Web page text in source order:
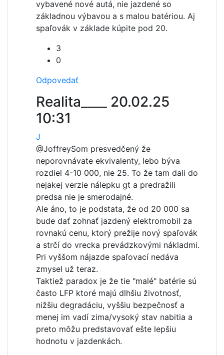
vybavené nové autá, nie jazdené so
základnou výbavou a s malou batériou. Aj
spaľovák v základe kúpite pod 20.
3
0
Odpovedať
Realita____ 20.02.25
10:31
J
@JoffreySom presvedčený že
neporovnávate ekvivalenty, lebo býva
rozdiel 4-10 000, nie 25. To že tam dali do
nejakej verzie nálepku gt a predražili
predsa nie je smerodajné.
Ale áno, to je podstata, že od 20 000 sa
bude dať zohnať jazdený elektromobil za
rovnakú cenu, ktorý prežije nový spaľovák
a strčí do vrecka prevádzkovými nákladmi.
Pri vyššom nájazde spaľovací nedáva
zmysel už teraz.
Taktiež paradox je že tie "malé" batérie sú
často LFP ktoré majú dlhšiu životnosť,
nižšiu degradáciu, vyššiu bezpečnosť a
menej im vadí zima/vysoký stav nabitia a
preto môžu predstavovať ešte lepšiu
hodnotu v jazdenkách.